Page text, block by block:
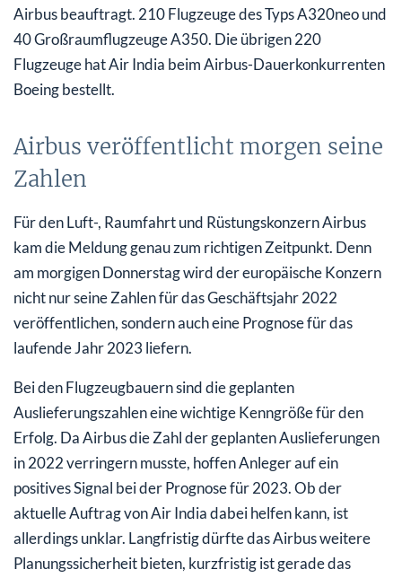
Airbus beauftragt. 210 Flugzeuge des Typs A320neo und
40 Großraumflugzeuge A350. Die übrigen 220
Flugzeuge hat Air India beim Airbus-Dauerkonkurrenten
Boeing bestellt.
Airbus veröffentlicht morgen seine
Zahlen
Für den Luft-, Raumfahrt und Rüstungskonzern Airbus
kam die Meldung genau zum richtigen Zeitpunkt. Denn
am morgigen Donnerstag wird der europäische Konzern
nicht nur seine Zahlen für das Geschäftsjahr 2022
veröffentlichen, sondern auch eine Prognose für das
laufende Jahr 2023 liefern.
Bei den Flugzeugbauern sind die geplanten
Auslieferungszahlen eine wichtige Kenngröße für den
Erfolg. Da Airbus die Zahl der geplanten Auslieferungen
in 2022 verringern musste, hoffen Anleger auf ein
positives Signal bei der Prognose für 2023. Ob der
aktuelle Auftrag von Air India dabei helfen kann, ist
allerdings unklar. Langfristig dürfte das Airbus weitere
Planungssicherheit bieten, kurzfristig ist gerade das